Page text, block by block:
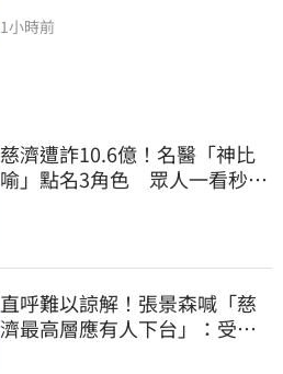
1小時前
慈濟遭詐10.6億！名醫「神比
喻」點名3角色 眾人一看秒懂
直呼難以諒解！張景森喊「慈
濟最高層應有人下台」：受害